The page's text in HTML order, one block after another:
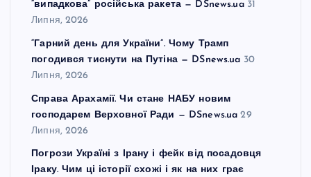
“випадкова” російська ракета — DSnews.ua 31
Липня, 2026
“Гарний день для України”. Чому Трамп
погодився тиснути на Путіна — DSnews.ua 30
Липня, 2026
Справа Арахамії. Чи стане НАБУ новим
господарем Верховної Ради — DSnews.ua 29
Липня, 2026
Погрози Україні з Ірану і фейк від посадовця
Іраку. Чим ці історії схожі і як на них грає